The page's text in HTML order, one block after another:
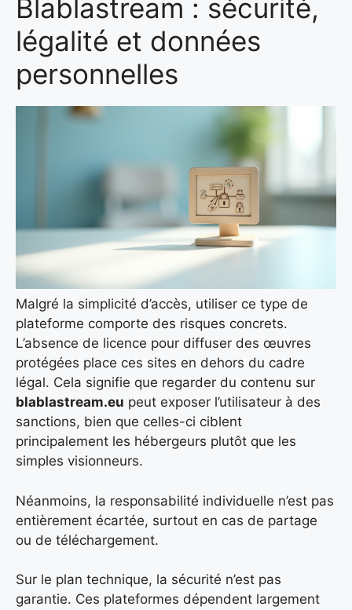
Blablastream : sécurité,
légalité et données
personnelles
Malgré la simplicité d’accès, utiliser ce type de
plateforme comporte des risques concrets.
L’absence de licence pour diffuser des œuvres
protégées place ces sites en dehors du cadre
légal. Cela signifie que regarder du contenu sur
blablastream.eu peut exposer l’utilisateur à des
sanctions, bien que celles-ci ciblent
principalement les hébergeurs plutôt que les
simples visionneurs.
Néanmoins, la responsabilité individuelle n’est pas
entièrement écartée, surtout en cas de partage
ou de téléchargement.
Sur le plan technique, la sécurité n’est pas
garantie. Ces plateformes dépendent largement